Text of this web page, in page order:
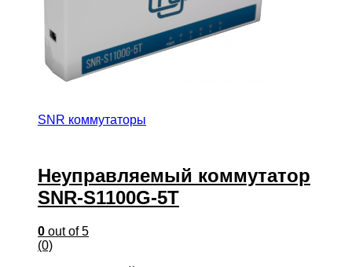
SNR коммутаторы
Неуправляемый коммутатор
SNR-S1100G-5T
0 out of 5
(0)